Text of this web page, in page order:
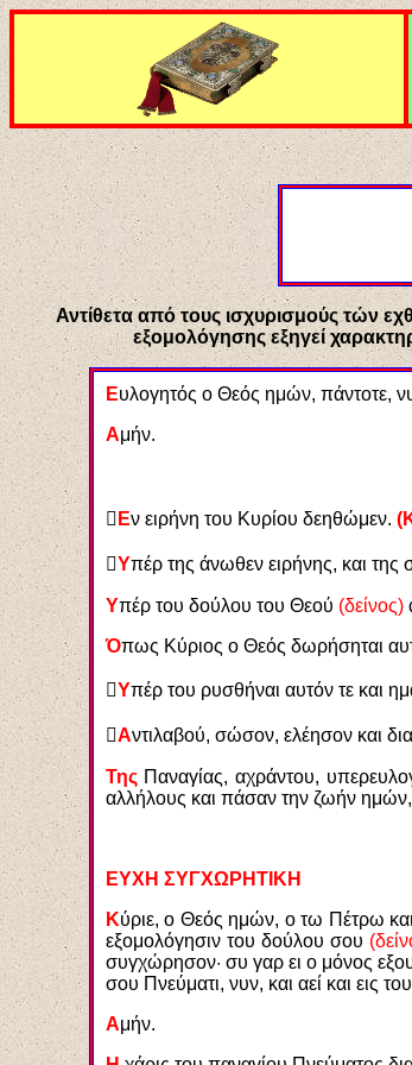
Αντίθετα από τους ισχυρισμούς τών
εξομολόγησης εξηγεί
Ευλογητός ο Θεός ημών, πάντοτε,
Αμήν.
 Εν ειρήνη του Κυρίου δεηθώμεν.
Υπέρ της άνωθεν ειρήνης, και
Υπέρ του δούλου του Θεού (δείνος)
Όπως Κύριος ο Θεός δωρήσηται
Υπέρ του ρυσθήναι αυτόν τε και
Αντιλαβού, σώσον, ελέησον και
ΤηςΠαναγίας, αχράντου,
αλλήλους και πάσαν την ζωήν
ΕΥΧΗ ΣΥΓΧΩΡΗΤΙΚΗ
Κύριε, ο Θεός ημών, ο τω Πέτρω
εξομολόγησιν του δούλου σου
συγχώρησον· συ γαρ ει ο μόνος
σου Πνεύματι, νυν, και αεί και εις
Αμήν.